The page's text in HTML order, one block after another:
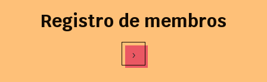
Registro de membros
›